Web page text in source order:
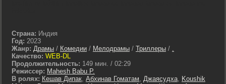
Страна: Индия
Год: 2023
Жанр: Драмы / Комедии / Мелодрамы / Триллеры / .
Качество: WEB-DL
Продолжительность: 149 мин. / 02:29
Режиссер: Mahesh Babu P.
В ролях: Кешав Дипак, Абхинав Гоматам, Джаясудха, Koushik